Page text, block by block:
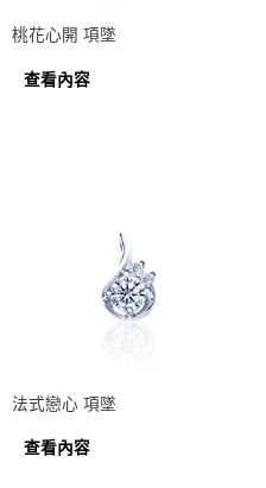
桃花心開 項墜
查看內容
法式戀心 項墜
查看內容